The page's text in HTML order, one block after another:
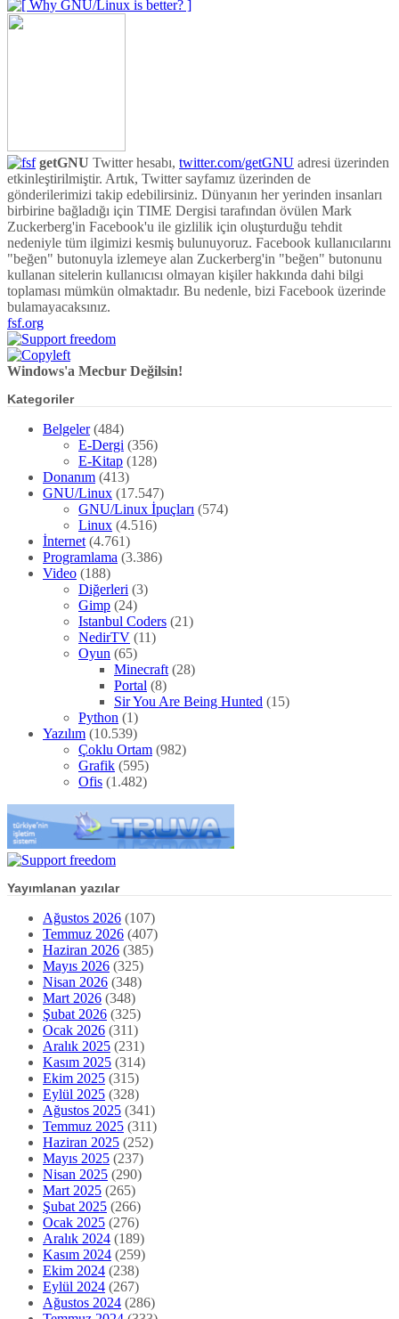
getGNU Twitter hesabı, twitter.com/getGNU adresi üzerinden
etkinleştirilmiştir. Artık, Twitter sayfamız üzerinden de
gönderilerimizi takip edebilirsiniz. Dünyanın her yerinden insanları
birbirine bağladığı için TIME Dergisi tarafından övülen Mark
Zuckerberg'in Facebook'u ile gizlilik için oluşturduğu tehdit
nedeniyle tüm ilgimizi kesmiş bulunuyoruz. Facebook kullanıcılarını
"beğen" butonuyla izlemeye alan Zuckerberg'in "beğen" butonunu
kullanan sitelerin kullanıcısı olmayan kişiler hakkında dahi bilgi
toplaması mümkün olmaktadır. Bu nedenle, bizi Facebook üzerinde
bulamayacaksınız.
fsf.org
Windows'a Mecbur Değilsin!
Kategoriler
Belgeler(484)
E-Dergi (356)
E-Kitap (128)
Donanım (413)
GNU/Linux (17.547)
GNU/Linux İpuçları (574)
Linux (4.516)
İnternet (4.761)
Programlama (3.386)
Video (188)
Diğerleri (3)
Gimp (24)
Istanbul Coders (21)
NedirTV (11)
Oyun (65)
Minecraft (28)
Portal (8)
Sir You Are Being Hunted (15)
Python (1)
Yazılım (10.539)
Çoklu Ortam (982)
Grafik (595)
Ofis (1.482)
Yayımlanan yazılar
Ağustos 2026 (107)
Temmuz 2026 (407)
Haziran 2026 (385)
Mayıs 2026 (325)
Nisan 2026 (348)
Mart 2026 (348)
Şubat 2026 (325)
Ocak 2026 (311)
Aralık 2025 (231)
Kasım 2025 (314)
Ekim 2025 (315)
Eylül 2025 (328)
Ağustos 2025 (341)
Temmuz 2025 (311)
Haziran 2025 (252)
Mayıs 2025 (237)
Nisan 2025 (290)
Mart 2025 (265)
Şubat 2025 (266)
Ocak 2025 (276)
Aralık 2024 (189)
Kasım 2024 (259)
Ekim 2024 (238)
Eylül 2024 (267)
Ağustos 2024 (286)